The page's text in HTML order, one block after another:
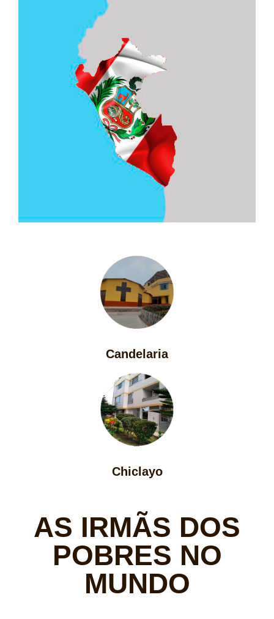
Candelaria
Chiclayo
AS IRMÃS DOS
POBRES NO
MUNDO